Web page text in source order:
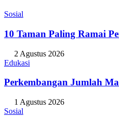
Sosial
10 Taman Paling Ramai
2 Agustus 2026
Edukasi
Perkembangan Jumlah
1 Agustus 2026
Sosial